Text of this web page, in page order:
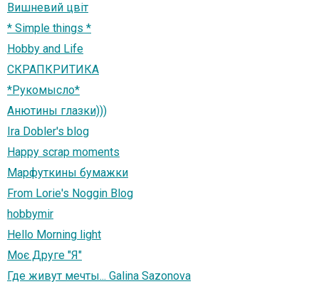
Вишневий цвіт
* Simple things *
Hobby and Life
СКРАПКРИТИКА
*Рукомысло*
Анютины глазки)))
Ira Dobler's blog
Happy scrap moments
Марфуткины бумажки
From Lorie's Noggin Blog
hobbymir
Hello Morning light
Моє Друге "Я"
Где живут мечты... Galina Sazonova